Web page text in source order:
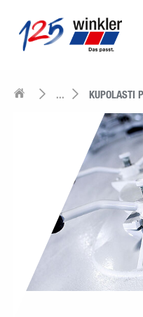
... KUPOLASTI